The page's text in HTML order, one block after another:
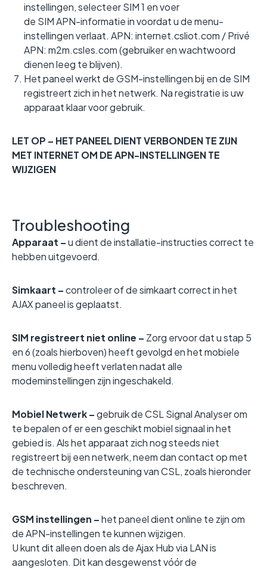
instellingen, selecteer SIM 1 en voer
de SIM APN-informatie in voordat u de menu-
instellingen verlaat. APN: internet.csliot.com / Privé
APN: m2m.csles.com (gebruiker en wachtwoord
dienen leeg te blijven).
Het paneel werkt de GSM-instellingen bij en de SIM
registreert zich in het netwerk. Na registratie is uw
apparaat klaar voor gebruik.
LET OP – HET PANEEL DIENT VERBONDEN TE ZIJN
MET INTERNET OM DE APN-INSTELLINGEN TE
WIJZIGEN
Troubleshooting
Apparaat –u dient de installatie-instructies correct te
hebben uitgevoerd.
Simkaart –controleer of de simkaart correct in het
AJAX paneel is geplaatst.
SIM registreert niet online – Zorg ervoor dat u stap 5
en 6 (zoals hierboven) heeft gevolgd en het mobiele
menu volledig heeft verlaten nadat alle
modeminstellingen zijn ingeschakeld.
Mobiel Netwerk –gebruik de CSL Signal Analyser om
te bepalen of er een geschikt mobiel signaal in het
gebied is. Als het apparaat zich nog steeds niet
registreert bij een netwerk, neem dan contact op met
de technische ondersteuning van CSL, zoals hieronder
beschreven.
GSM instellingen –het paneel dient online te zijn om
de APN-instellingen te kunnen wijzigen.
U kunt dit alleen doen als de Ajax Hub via LAN is
aangesloten. Dit kan desgewenst vóór de